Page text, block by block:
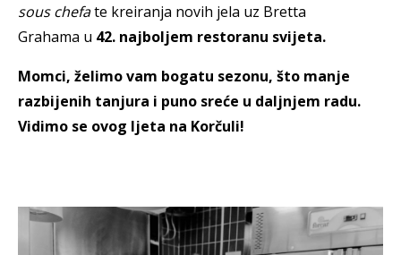
sous chefate kreiranja novih jela uz Bretta
Grahama u 42. najboljem restoranu svijeta.
Momci, želimo vam bogatu sezonu, što manje
razbijenih tanjura i puno sreće u daljnjem radu.
Vidimo se ovog ljeta na Korčuli!